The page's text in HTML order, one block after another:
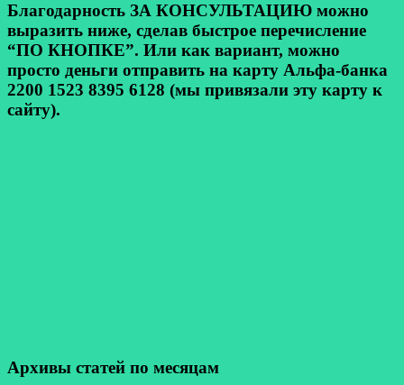
Благодарность ЗА КОНСУЛЬТАЦИЮ можно
выразить ниже, сделав быстрое перечисление
“ПО КНОПКЕ”. Или как вариант, можно
просто деньги отправить на карту Альфа-банка
2200 1523 8395 6128 (мы привязали эту карту к
сайту).
Архивы статей по месяцам